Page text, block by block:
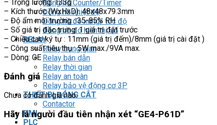
Đồng hồ Counter/Timer
Đồng hồ nhiệt độ
Đồng hồ đo xung/ tốc độ
Đồng hồ đo hiển thị số
RELAY
Relay trung gian
Relay bán dẫn
Relay thời gian
Relay an toàn
Relay bảo vệ động cơ 3P
THIẾT BỊ ĐÓNG CẮT
Contactor
HMI
PLC
– Trọng lượng: 133g
– Kích thước (WxHxD): 48x48x79.3mm
– Độ ẩm môi trường : 35-85% RH
– Số giá trị đặc trưng: 1 giá trị đặt trước
– Chiều cao ký tự : 11mm (giá trị đếm)/8mm (giá trị cài đặt )
– Công suất tiêu thụ : 5W max./9VA max.
– Dòng: GE
Đánh giá
Chưa có đánh giá nào.
Hãy là người đầu tiên nhận xét “GE4-P61D”